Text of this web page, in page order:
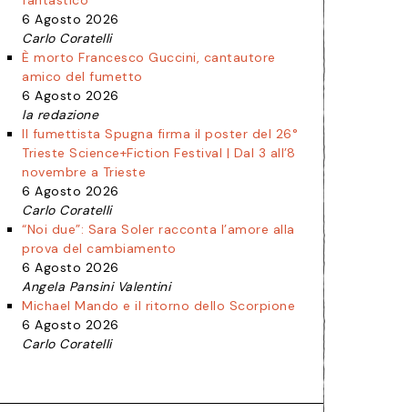
6 Agosto 2026
Carlo Coratelli
È morto Francesco Guccini, cantautore
amico del fumetto
6 Agosto 2026
la redazione
Il fumettista Spugna firma il poster del 26°
Trieste Science+Fiction Festival | Dal 3 all’8
novembre a Trieste
6 Agosto 2026
Carlo Coratelli
“Noi due”: Sara Soler racconta l’amore alla
prova del cambiamento
6 Agosto 2026
Angela Pansini Valentini
Michael Mando e il ritorno dello Scorpione
6 Agosto 2026
Carlo Coratelli